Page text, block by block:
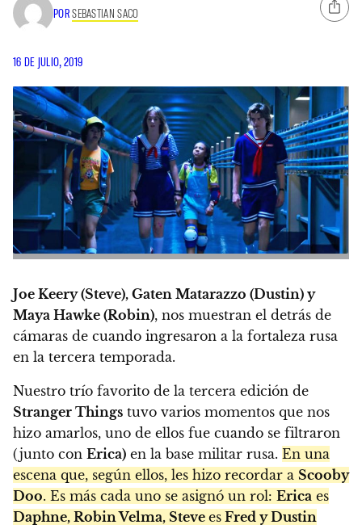
PORSEBASTIAN SACO
16 DE JULIO, 2019
Joe Keery (Steve), Gaten Matarazzo (Dustin) y
Maya Hawke (Robin), nos muestran el detrás de
cámaras de cuando ingresaron a la fortaleza rusa
en la tercera temporada.
Nuestro trío favorito de la tercera edición de
Stranger Things tuvo varios momentos que nos
hizo amarlos, uno de ellos fue cuando se filtraron
(junto con Erica) en la base militar rusa. En una
escena que, según ellos, les hizo recordar a Scooby
Doo. Es más cada uno se asignó un rol: Erica es
Daphne, Robin Velma, Steve es Fred y Dustin